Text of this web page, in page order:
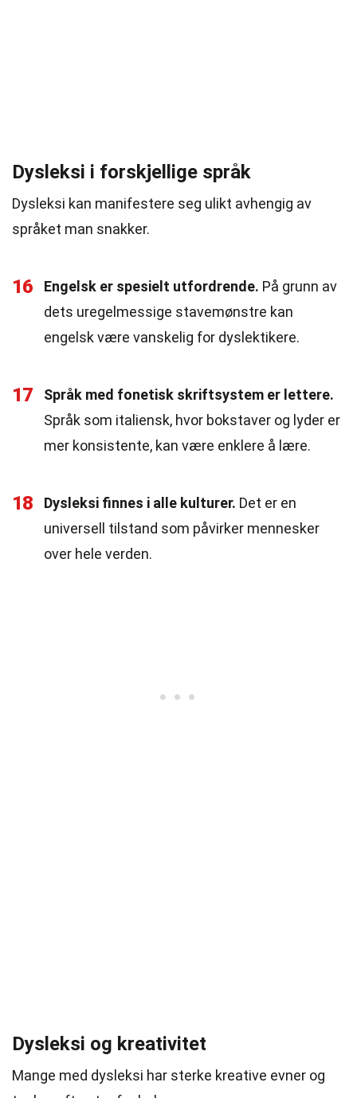
Dysleksi i forskjellige språk
Dysleksi kan manifestere seg ulikt avhengig av
språket man snakker.
16 Engelsk er spesielt utfordrende. På grunn av
dets uregelmessige stavemønstre kan
engelsk være vanskelig for dyslektikere.
17
Språk med fonetisk skriftsystem er lettere.
Språk som italiensk, hvor bokstaver og lyder er
mer konsistente, kan være enklere å lære.
18 Dysleksi finnes i alle kulturer. Det er en
universell tilstand som påvirker mennesker
over hele verden.
Dysleksi og kreativitet
Mange med dysleksi har sterke kreative evner og